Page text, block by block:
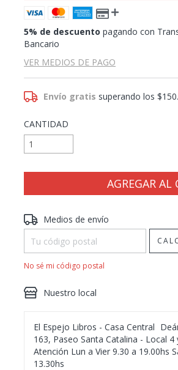
5% de descuento pagando con
Bancario
VER MEDIOS DE PAGO
Envío gratis superando los
CANTIDAD
Entregas para el CP:
Medios de envío
No sé mi código postal
Nuestro local
El Espejo Libros - Casa Central
163, Paseo Santa Catalina - Local 4
Atención Lun a Vier 9.30 a 19.00hs
13.30hs